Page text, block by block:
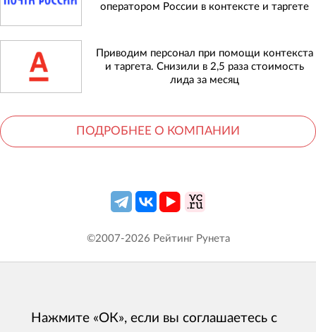
оператором России в контексте и таргете
Приводим персонал при помощи контекста
и таргета. Снизили в 2,5 раза стоимость
лида за месяц
ПОДРОБНЕЕ О КОМПАНИИ
©2007-2026 Рейтинг Рунета
Нажмите «ОК», если вы соглашаетесь с